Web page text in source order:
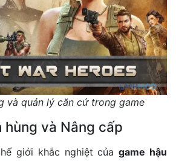
và quản lý căn cứ trong game
hùng và Nâng cấp
giới khắc nghiệt củagame hậu